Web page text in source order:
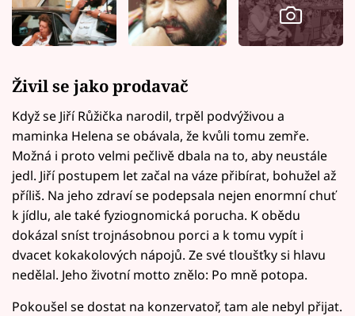
Živil se jako prodavač
Když se Jiří Růžička narodil, trpěl podvýživou a
maminka Helena se obávala, že kvůli tomu zemře.
Možná i proto velmi pečlivě dbala na to, aby neustále
jedl. Jiří postupem let začal na váze přibírat, bohužel až
příliš. Na jeho zdraví se podepsala nejen enormní chuť
k jídlu, ale také fyziognomická porucha. K obědu
dokázal sníst trojnásobnou porci a k tomu vypít i
dvacet kokakolových nápojů. Ze své tloušťky si hlavu
nedělal. Jeho životní motto znělo: Po mně potopa.
Pokoušel se dostat na konzervatoř, tam ale nebyl přijat.